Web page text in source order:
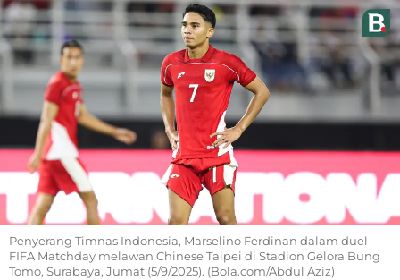
Penyerang Timnas Indonesia, Marselino Ferdinan dalam duel
FIFA Matchday melawan Chinese Taipei di Stadion Gelora Bung
Tomo, Surabaya, Jumat (5/9/2025). (Bola.com/Abdul Aziz)